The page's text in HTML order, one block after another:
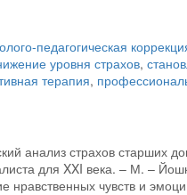
педагогическая
уровня страхов,
терапия,
анализ страхов старших
для XXI века. – М. –
чувств и